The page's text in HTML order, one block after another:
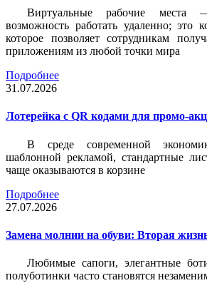
Виртуальные рабочие
возможность работать удаленно; это
которое позволяет сотрудникам
приложениям из любой точки мира
Подробнее
31.07.2026
Лотерейка c QR кодами для промо-
В среде современной
шаблонной рекламой, стандартные
чаще оказываются в корзине
Подробнее
27.07.2026
Замена молнии на обуви: Вторая
Любимые сапоги, элегантные
полуботинки часто становятся